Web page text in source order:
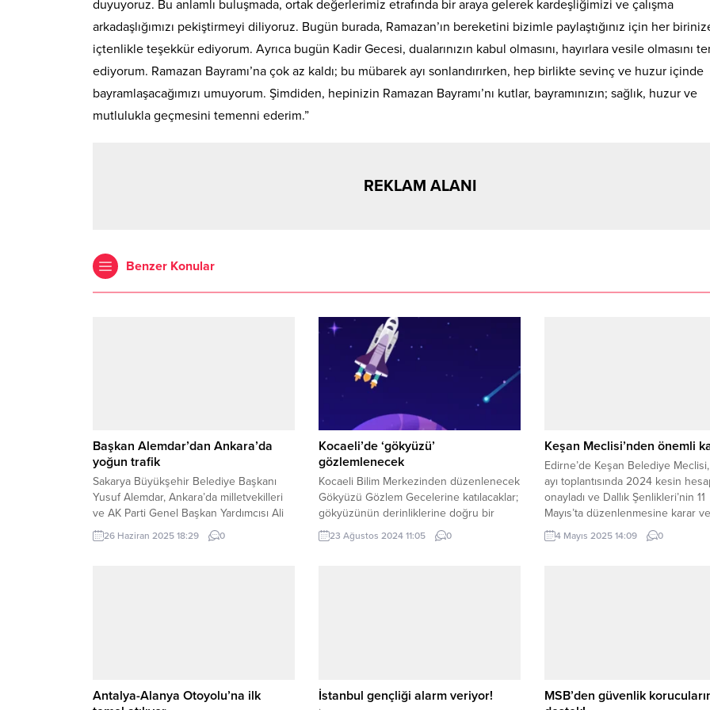
duyuyoruz. Bu anlamlı buluşmada, ortak değerlerimiz etrafında bir araya gelerek kardeşliğimizi ve çalışma
arkadaşlığımızı pekiştirmeyi diliyoruz. Bugün burada, Ramazan’ın bereketini bizimle paylaştığınız için her
içtenlikle teşekkür ediyorum. Ayrıca bugün Kadir Gecesi, dualarınızın kabul olmasını, hayırlara vesile olmasını
ediyorum. Ramazan Bayramı’na çok az kaldı; bu mübarek ayı sonlandırırken, hep birlikte sevinç ve huzur içinde
bayramlaşacağımızı umuyorum. Şimdiden, hepinizin Ramazan Bayramı’nı kutlar, bayramınızın; sağlık, huzur ve
mutlulukla geçmesini temenni ederim.”
REKLAM ALANI
Benzer Konular
Başkan Alemdar’dan Ankara’da
yoğun trafik
Sakarya Büyükşehir Belediye Başkanı
Yusuf Alemdar, Ankara’da milletvekilleri
ve AK Parti Genel Başkan Yardımcısı Ali
İhsan Yavuz’u ziyaret ederek Sakarya’nın
geleceğine dair önemli istişarelerde
26 Haziran 2025 18:29 0
Kocaeli’de ‘gökyüzü’
gözlemlenecek
Kocaeli Bilim Merkezinden düzenlenecek
Gökyüzü Gözlem Gecelerine katılacaklar;
gökyüzünün derinliklerine doğru bir
yolculuğa çıkacak KOCAELİ (İGFA) –
Kocaeli Büyükşehir Belediyesi Kültür ve
23 Ağustos 2024 11:05 0
Keşan Meclisi’nden önemli
Edirne’de Keşan Belediye Meclisi,
ayı toplantısında 2024 kesin
onayladı ve Dallık Şenlikleri’nin 11
Mayıs’ta düzenlenmesine karar
Erdoğan DEMİR / EDİRNE (İGFA) –
Belediye Meclisi’nin 2025 Mayıs
4 Mayıs 2025 14:09 0
Antalya-Alanya Otoyolu’na ilk
İstanbul gençliği alarm veriyor!
MSB’den güvenlik